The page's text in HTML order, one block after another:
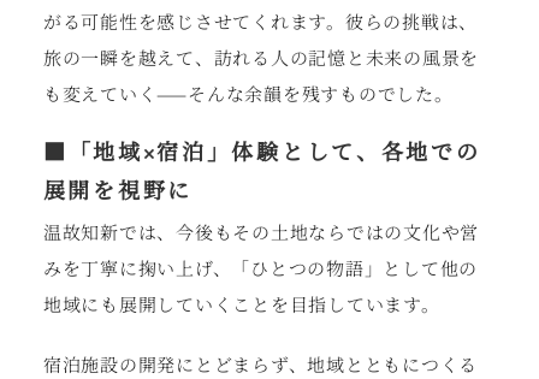
がる可能性を感じさせてくれます。彼らの挑戦は、
旅の一瞬を越えて、訪れる人の記憶と未来の風景を
も変えていく——そんな余韻を残すものでした。
「地域 ×宿泊」体験として、各地での
展開を視野に
温故知新では、今後もその土地ならではの文化や営
みを丁寧に掬い上げ、「ひとつの物語」として他の
地域にも展開していくことを目指しています。
宿泊施設の開発にとどまらず、地域とともにつくる